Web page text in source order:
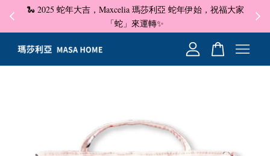
🐍 2025 蛇年大吉，Maxcelia 瑪莎利亞 蛇年伊始，祝福大家
「蛇」來運轉✨
✦
您的購物車目前還是空的。